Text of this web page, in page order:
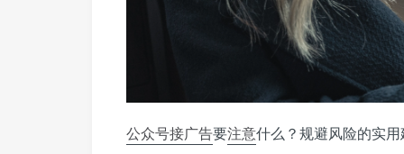
公众号接广告要注意什么？规避风险的实用